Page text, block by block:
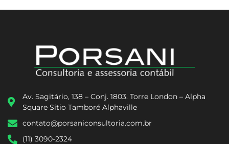
Av. Sagitário, 138 – Conj. 1803. Torre London – Alpha
Square Sítio Tamboré Alphaville
contato@porsaniconsultoria.com.br
(11) 3090-2324